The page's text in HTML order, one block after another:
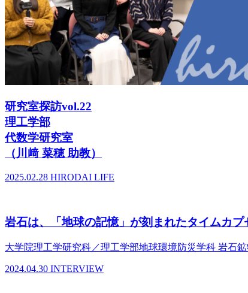
研究室探訪vol.22
理工学部
代数学研究室
（川﨑 菜穂 助教）
2025.02.28 HIRODAI LIFE
岩石は、「地球の記憶」が刻まれたタイムカプ
大学院理工学研究科／理工学部地球環境防災学科 岩石
2024.04.30 INTERVIEW